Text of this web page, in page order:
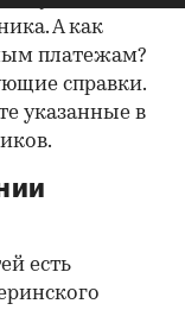
А как
платежам?
справки.
указанные в
есть